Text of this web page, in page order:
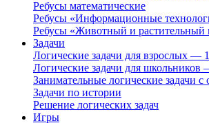
Ребусы математические
Ребусы «Информационные
Ребусы «Животный и растительный
Задачи
Логические задачи для взрослых —
Логические задачи для школьников
Занимательные логические задачи с
Задачи по истории
Решение логических задач
Игры